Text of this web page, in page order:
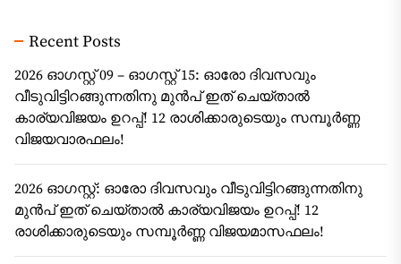
Recent Posts
2026 ഓഗസ്റ്റ് 09 – ഓഗസ്റ്റ് 15: ഓരോ ദിവസവും
വീടുവിട്ടിറങ്ങുന്നതിനു മുൻപ് ഇത് ചെയ്താൽ
കാര്യവിജയം ഉറപ്പ്! 12 രാശിക്കാരുടെയും സമ്പൂർണ്ണ
വിജയവാരഫലം!
2026 ഓഗസ്റ്റ്: ഓരോ ദിവസവും വീടുവിട്ടിറങ്ങുന്നതിനു
മുൻപ് ഇത് ചെയ്താൽ കാര്യവിജയം ഉറപ്പ്! 12
രാശിക്കാരുടെയും സമ്പൂർണ്ണ വിജയമാസഫലം!